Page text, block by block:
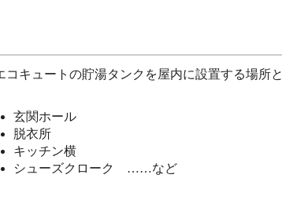
コキュートの貯湯タンクを屋内に設置する場所
玄関ホール
脱衣所
キッチン横
シューズクローク ……など